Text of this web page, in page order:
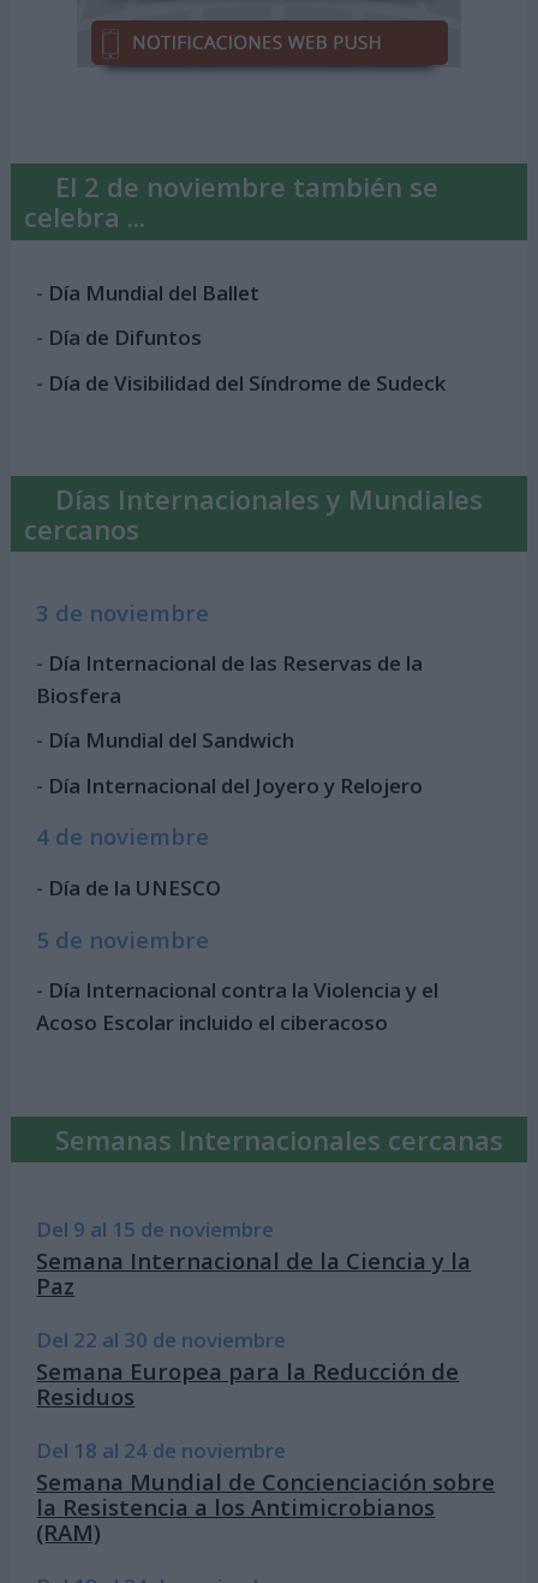
El 2 de noviembre también se
celebra ...
- Día Mundial del Ballet
- Día de Difuntos
- Día de Visibilidad del Síndrome de Sudeck
Días Internacionales y Mundiales
cercanos
3 de noviembre
- Día Internacional de las Reservas de la
Biosfera
- Día Mundial del Sandwich
- Día Internacional del Joyero y Relojero
4 de noviembre
- Día de la UNESCO
5 de noviembre
- Día Internacional contra la Violencia y el
Acoso Escolar incluido el ciberacoso
Semanas Internacionales cercanas
Del 9 al 15 de noviembre
Semana Internacional de la Ciencia y la
Paz
Del 22 al 30 de noviembre
Semana Europea para la Reducción de
Residuos
Del 18 al 24 de noviembre
Semana Mundial de Concienciación sobre
la Resistencia a los Antimicrobianos
(RAM)